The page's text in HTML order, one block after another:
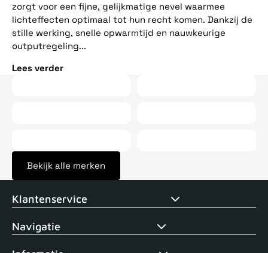
zorgt voor een fijne, gelijkmatige nevel waarmee
lichteffecten optimaal tot hun recht komen. Dankzij de
stille werking, snelle opwarmtijd en nauwkeurige
outputregeling...
Lees verder
Bekijk alle merken
Voor 15uur besteld, zelfde dag verstuurd Echte winkel +35
Klantenservice
Navigatie